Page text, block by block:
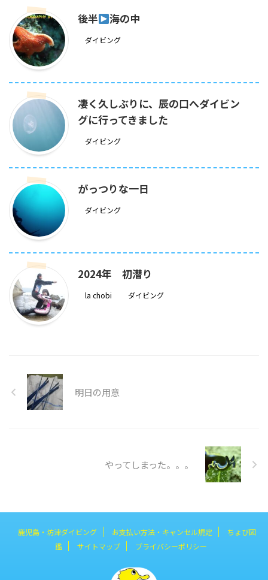
後半 海の中
ダイビング
凄く久しぶりに、辰の口へダイビン
グに行ってきました
ダイビング
がっつりな一日
ダイビング
2024年 初潜り
la chobi ダイビング
明日の用意
やってしまった。。。
鹿児島・坊津ダイビング お支払い方法・キャンセル規定
ちょび図
鑑
サイトマップ プライバシーポリシー